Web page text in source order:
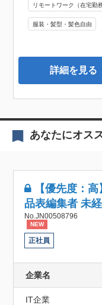
リモートワーク（在宅勤
服装・髪型・髪色自由
詳細を見る
あなたにオス
【優先度：
品表編集者 未
No.JN00508796
NEW
正社員
企業名
IT企業